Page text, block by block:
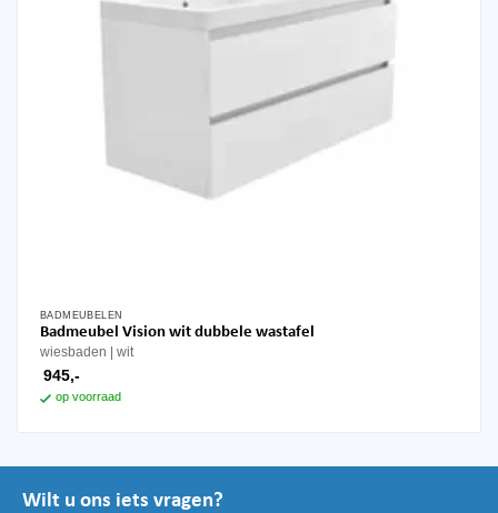
BADMEUBELEN
Badmeubel Vision wit dubbele wastafel
wiesbaden wit
945,-
op voorraad
Wilt u ons iets vragen?